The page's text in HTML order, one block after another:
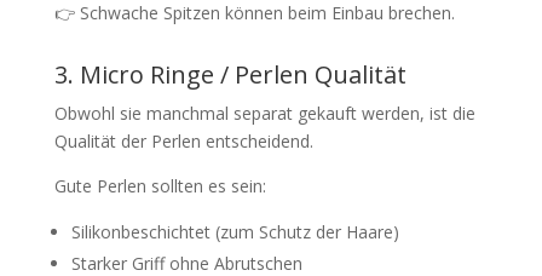
👉 Schwache Spitzen können beim Einbau brechen.
3. Micro Ringe / Perlen Qualität
Obwohl sie manchmal separat gekauft werden, ist die
Qualität der Perlen entscheidend.
Gute Perlen sollten es sein:
Silikonbeschichtet (zum Schutz der Haare)
Starker Griff ohne Abrutschen